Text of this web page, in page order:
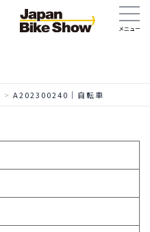
> A202300240｜自転車